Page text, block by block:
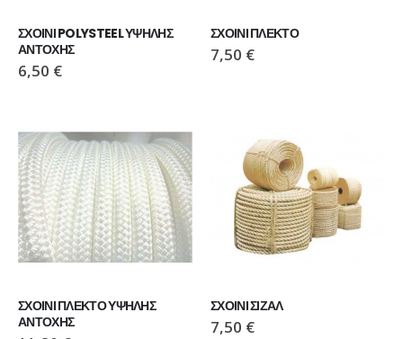
ΣΧΟΙΝΙ POLYSTEEL ΥΨΗΛΗΣ
ΑΝΤΟΧΗΣ
6,50 €
ΣΧΟΙΝΙ ΠΛΕΚΤΟ
7,50 €
ΣΧΟΙΝΙ ΠΛΕΚΤΟ ΥΨΗΛΗΣ
ΑΝΤΟΧΗΣ
ΣΧΟΙΝΙ ΣΙΖΑΛ
7,50 €